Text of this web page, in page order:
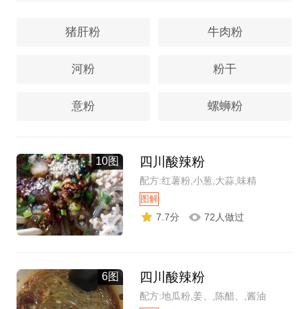
猪肝粉 牛肉粉
河粉 粉干
意粉 螺蛳粉
10图 四川酸辣粉
配方:红薯粉,小葱,大蒜,味精
图解
7.7分 72人做过
6图 四川酸辣粉
配方:地瓜粉,姜、,陈醋、,酱油